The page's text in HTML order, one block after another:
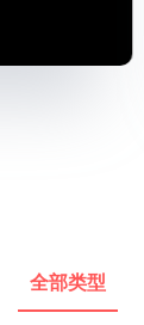
全部类型